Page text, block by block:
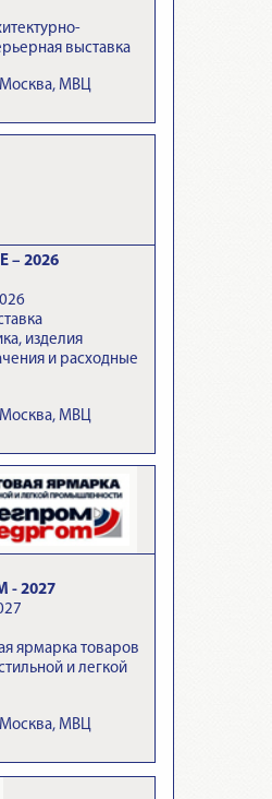
выставка
МВЦ
– 2026
изделия
и расходные
МВЦ
- 2027
ярмарка товаров
и легкой
МВЦ